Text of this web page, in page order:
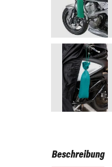
Beschreibung